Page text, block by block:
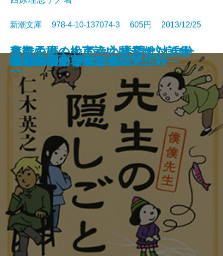
血族の王―松下幸之助とナショナ
ルの世紀―
聖家族〔上〕
聖家族〔下〕
養老孟司の大言論I 希望とは自分
が変わること
黄泉から来た女
こころの読書教室
警官の条件
タワーリング
ちぎれた夜の奥底で
サイバラの部屋
新潮文庫 978-4-10-137074-3 605円 2013/12/25
先生の隠しごと―僕僕先生―
直観を磨くもの―小林秀雄対話集
―
マザーズ
蠅の帝国―軍医たちの黙示録―
明日のマーチ
百年前の山を旅する
華胥の幽夢 十二国記
ギンイロノウタ
話し言葉の日本語
四色問題